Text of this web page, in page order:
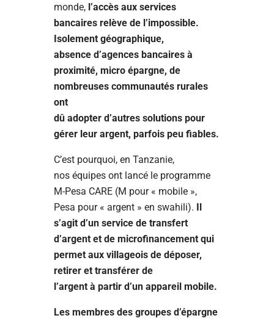
monde, l’accès aux services
bancaires relève de l’impossible.
Isolement géographique,
absence d’agences bancaires à
proximité, micro épargne, de
nombreuses communautés rurales
ont
dû adopter d’autres solutions pour
gérer leur argent, parfois peu fiables.
C’est pourquoi, en Tanzanie,
nos équipes ont lancé le programme
M-Pesa CARE (M pour « mobile »,
Pesa pour « argent » en swahili). Il
s’agit d’un service de transfert
d’argent et de microfinancement qui
permet aux villageois de déposer,
retirer et transférer de
l’argent à partir d’un appareil mobile.
Les membres des groupes d’épargne